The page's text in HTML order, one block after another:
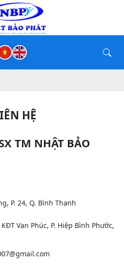
HỆ
TM NHẬT BẢO
P. 24, Q. Bình Thạnh
Vạn Phúc, P. Hiệp Bình Phước,